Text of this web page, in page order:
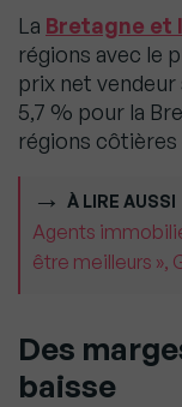
La Bretagne et
régions avec le
prix net
5,7 % pour la
régions
À LIRE AUSSI
Agents
être meilleurs »,
Des
baisse